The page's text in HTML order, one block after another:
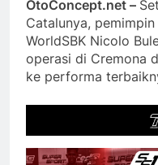
OtoConcept.net –
Catalunya,
WorldSBK Nicolo
operasi di Cremona
ke performa